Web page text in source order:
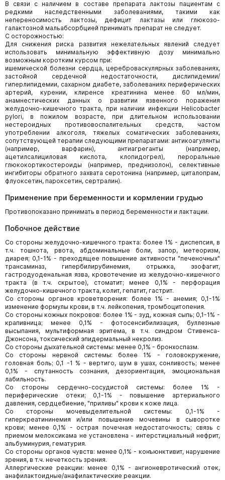
В связи с наличием в составе препарата лактозы пациентам с
редкими наследственными заболеваниями, такими как
непереносимость лактозы, дефицит лактазы или глюкозо-
галактозной мальабсорбцией принимать препарат не следует.
С осторожностью:
Для снижения риска развития нежелательных явлений следует
использовать минимальную эффективную дозу минимально
возможным коротким курсом при:
ишемической болезни сердца, цереброваскулярных заболеваниях,
застойной сердечной недостаточности, дислипидемии/
гиперлипидемии, сахарном диабете, заболеваниях периферических
артерий, курении, клиренсе креатинина менее 60 мл/мин,
анамнестических данных о развитии язвенного поражения
желудочно-кишечного тракта, при наличии инфекции Helicobacter
pylori, в пожилом возрасте, при длительном использовании
нестероидных противовоспалительных средств, частом
употреблении алкоголя, тяжелых соматических заболеваниях,
сопутствующей терапии следующими препаратами: антикоагулянты
(например, варфарин), антиагреганты (например,
ацетилсалициловая кислота, клопидогрел), пероральные
глюкокортикостероиды (например, преднизолон), селективные
ингибиторы обратного захвата серотонина (например, циталопрам,
флуоксетин, пароксетин, сертралин).
Применение при беременности и кормлении грудью
Противопоказано принимать в период беременности и лактации.
Побочное действие
Со стороны желудочно-кишечного тракта: более 1% - диспепсия, в
т.ч. тошнота, рвота, абдоминальные боли, запор, метеоризм,
диарея; 0,1-1% - преходящее повышение активности "печеночных"
трансаминаз, гипербилирубинемия, отрыжка, эзофагит,
гастродуоденальная язва, кровотечение из желудочно-кишечного
тракта (в т.ч. скрытое), стоматит; менее 0,1% - перфорация
желудочно-кишечного тракта, колит, гепатит, гастрит.
Со стороны органов кроветворения: более 1% - анемия; 0,1-1%
изменение формулы крови, в т.ч. лейкопения, тромбоцитопения.
Со стороны кожных покровов: более 1% - зуд, кожная сыпь; 0,1-1% -
крапивница; менее 0,1% - фотосенсибилизация, буллезные
высыпания, мультиформная эритема, в т.ч. синдром Стивенса-
Джонсона, токсический эпидермальный некролиз.
Со стороны дыхательной системы: менее 0,1% - бронхоспазм.
Со стороны нервной системы: более 1% - головокружение,
головная боль; 0,1 -1 % - вертиго, шум в ушах, сонливость; менее
0,1% - спутанность сознания, дезориентация, эмоциональная
лабильность.
Со стороны сердечно-сосудистой системы: более 1% -
периферические отеки; 0,1-1% - повышение артериального
давления, сердцебиение, "приливы" крови к коже лица.
Со стороны мочевыделительной системы: 0,1-1% -
гиперкреатининемия и/или повышение мочевины в сыворотке
крови; менее 0,1% - острая почечная недостаточность; связь с
приемом мелоксикама не установлена - интерстициальный нефрит,
альбуминурия, гематурия.
Со стороны органов чувств: менее 0,1% - конъюнктивит, нарушение
зрения, в т.ч. нечеткость зрения.
Аллергические реакции: менее 0,1% - ангионевротический отек,
анафилактоидные/анафилактические реакции.